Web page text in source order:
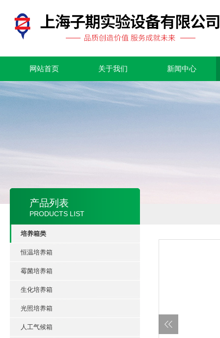
网站首页 关于我们 新闻中心
产品列表
PRODUCTS LIST
培养箱类
恒温培养箱
霉菌培养箱
生化培养箱
光照培养箱
人工气候箱